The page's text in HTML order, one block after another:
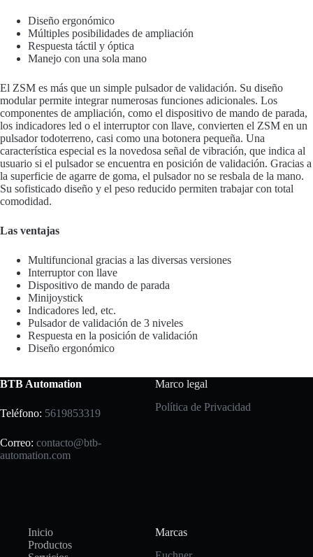
Diseño ergonómico
Múltiples posibilidades de ampliación
Respuesta táctil y óptica
Manejo con una sola mano
El ZSM es más que un simple pulsador de validación. Su diseño
modular permite integrar numerosas funciones adicionales. Los
componentes de ampliación, como el dispositivo de mando de parada,
los indicadores led o el interruptor con llave, convierten el ZSM en un
pulsador todoterreno, casi como una botonera pequeña. Una
característica especial es la novedosa señal de vibración, que indica al
usuario si el pulsador se encuentra en posición de validación. Gracias a
la superficie de agarre de goma, el pulsador no se resbala de la mano.
Su sofisticado diseño y el peso reducido permiten trabajar con total
comodidad.
Las ventajas
Multifuncional gracias a las diversas versiones
Interruptor con llave
Dispositivo de mando de parada
Minijoystick
Indicadores led, etc.
Pulsador de validación de 3 niveles
Respuesta en la posición de validación
Diseño ergonómico
BTB Automation
Teléfono: 5619853319
Correo: contacto@btb-
automation.com
Marco legal
Política de Privacidad
Inicio
Productos
Marcas